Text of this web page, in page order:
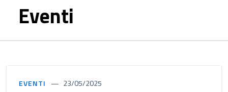
Eventi
EVENTI 23/05/2025